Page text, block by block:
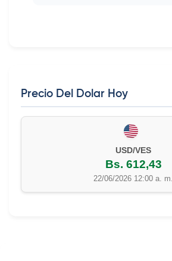
Precio Del Dolar Hoy
USD/VES
Bs. 612,43
22/06/2026 12:00 a. m.